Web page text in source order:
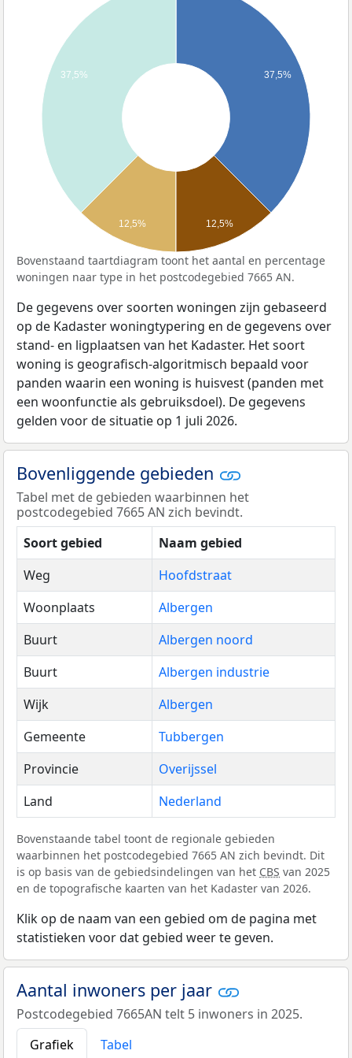
37,5%
37,5%
12,5% 12,5%
Bovenstaand taartdiagram toont het aantal en percentage
woningen naar type in het postcodegebied 7665 AN.
De gegevens over soorten woningen zijn gebaseerd
op de Kadaster woningtypering en de gegevens over
stand- en ligplaatsen van het Kadaster. Het soort
woning is geografisch-algoritmisch bepaald voor
panden waarin een woning is huisvest (panden met
een woonfunctie als gebruiksdoel). De gegevens
gelden voor de situatie op 1 juli 2026.
Bovenliggende gebieden
Tabel met de gebieden waarbinnen het
postcodegebied 7665 AN zich bevindt.
Soort gebied
Naam gebied
Weg
Hoofdstraat
Woonplaats
Albergen
Buurt
Albergen noord
Buurt
Albergen industrie
Wijk
Albergen
Gemeente
Tubbergen
Provincie
Overijssel
Land
Nederland
Bovenstaande tabel toont de regionale gebieden
waarbinnen het postcodegebied 7665 AN zich bevindt. Dit
is op basis van de gebiedsindelingen van het CBS van 2025
en de topografische kaarten van het Kadaster van 2026.
Klik op de naam van een gebied om de pagina met
statistieken voor dat gebied weer te geven.
Aantal inwoners per jaar
Postcodegebied 7665AN telt 5 inwoners in 2025.
Grafiek
Tabel